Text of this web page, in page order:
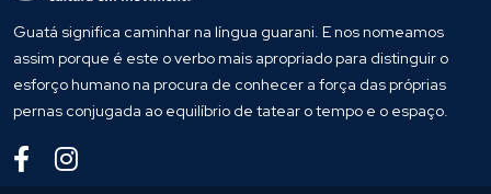
Guatá significa caminhar na língua guarani. E nos nomeamos
assim porque é este o verbo mais apropriado para distinguir o
esforço humano na procura de conhecer a força das próprias
pernas conjugada ao equilíbrio de tatear o tempo e o espaço.